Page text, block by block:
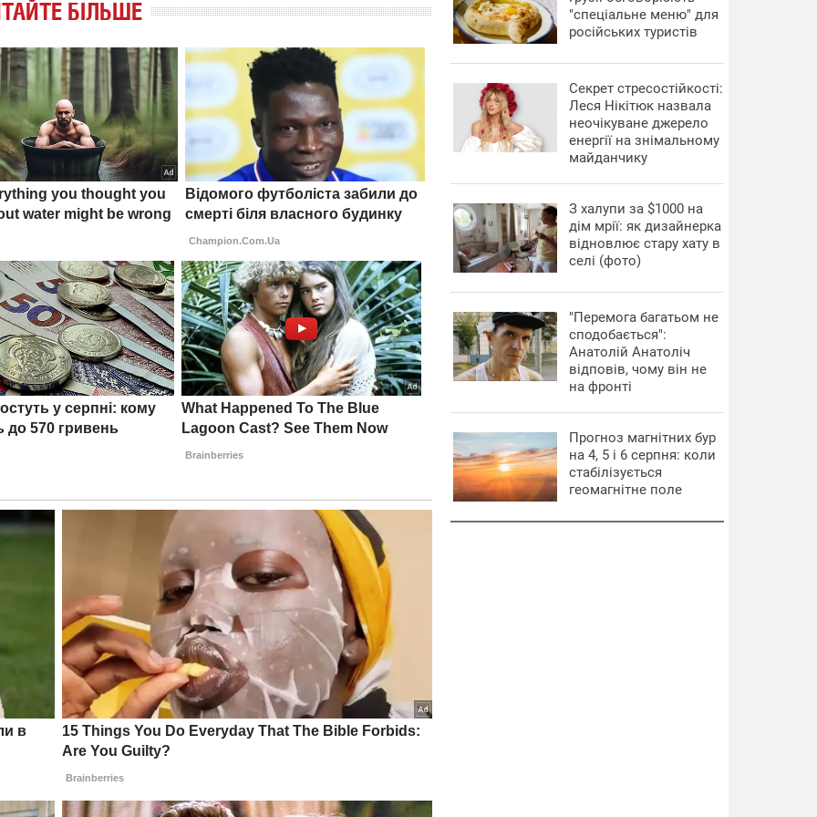
БІЛЬШЕ
"спеціальне меню" для
російських туристів
Секрет стресостійкості:
Леся Нікітюк назвала
неочікуване джерело
енергії на знімальному
майданчику
З халупи за $1000 на
дім мрії: як дизайнерка
відновлює стару хату в
селі (фото)
"Перемога багатьом не
сподобається":
Анатолій Анатоліч
відповів, чому він не
на фронті
Прогноз магнітних бур
на 4, 5 і 6 серпня: коли
стабілізується
геомагнітне поле